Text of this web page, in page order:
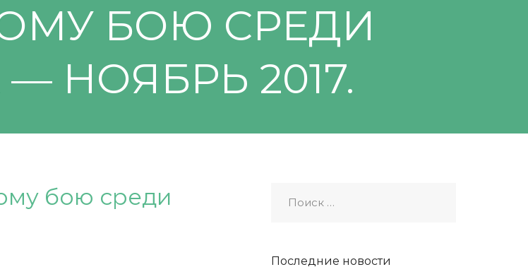
БОЮ СРЕДИ
НОЯБРЬ 2017.
бою среди
Последние новости